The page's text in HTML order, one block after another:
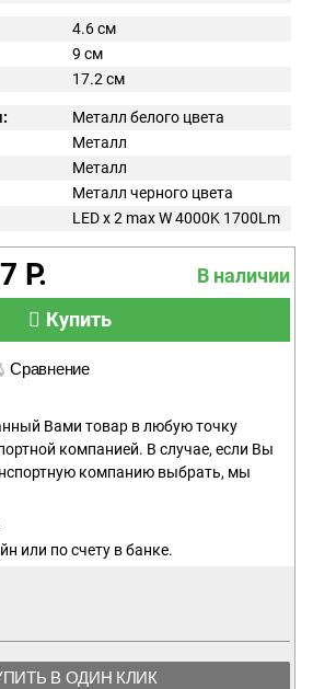
4.6 см
9 см
17.2 см
Металл белого цвета
Металл
Металл
Металл черного цвета
LED x 2 max W 4000K 1700Lm
Р.
В наличии
Купить
Сравнение
Вами товар в любую точку
компанией. В случае, если Вы
компанию выбрать, мы
или по счету в банке.
В ОДИН КЛИК